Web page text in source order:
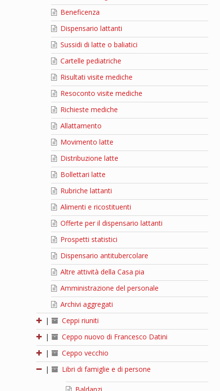
Beneficenza
Dispensario lattanti
Sussidi di latte o baliatici
Cartelle pediatriche
Risultati visite mediche
Resoconto visite mediche
Richieste mediche
Allattamento
Movimento latte
Distribuzione latte
Bollettari latte
Rubriche lattanti
Alimenti e ricostituenti
Offerte per il dispensario lattanti
Prospetti statistici
Dispensario antitubercolare
Altre attività della Casa pia
Amministrazione del personale
Archivi aggregati
|
Ceppi riuniti
|
Ceppo nuovo di Francesco Datini
|
Ceppo vecchio
|
Libri di famiglie e di persone